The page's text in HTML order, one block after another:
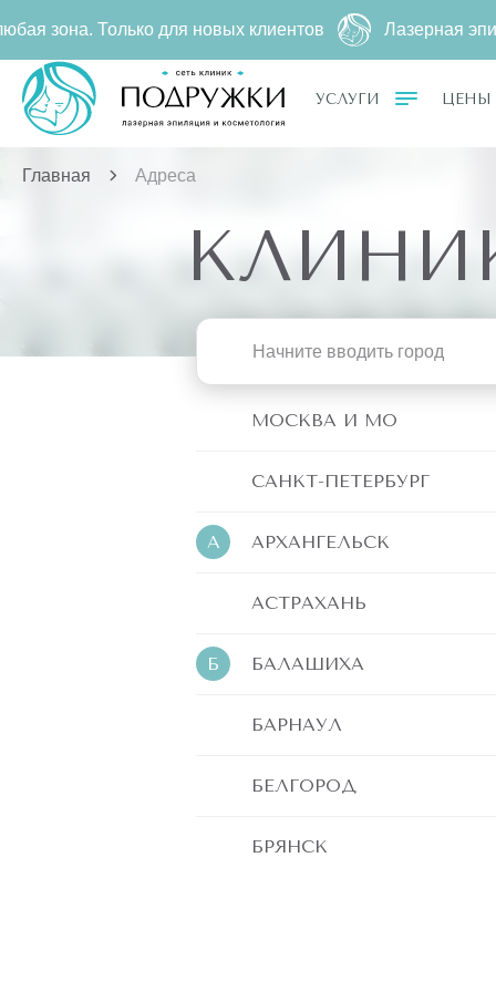
УСЛУГИ ЦЕНЫ
Главная Адреса
МОСКВА И МО
САНКТ-ПЕТЕРБУРГ
А АРХАНГЕЛЬСК
АСТРАХАНЬ
Б БАЛАШИХА
БАРНАУЛ
БЕЛГОРОД
БРЯНСК
Только для новых клиентов Лазерная эпиляция за